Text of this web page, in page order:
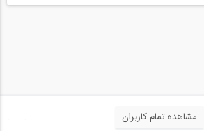
مشاهده تمام کاربران